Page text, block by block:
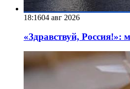
18:1604 авг 2026
«Здравствуй, Россия!»: